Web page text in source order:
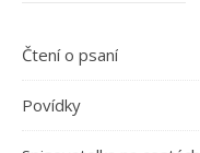
Čtení o psaní
Povídky